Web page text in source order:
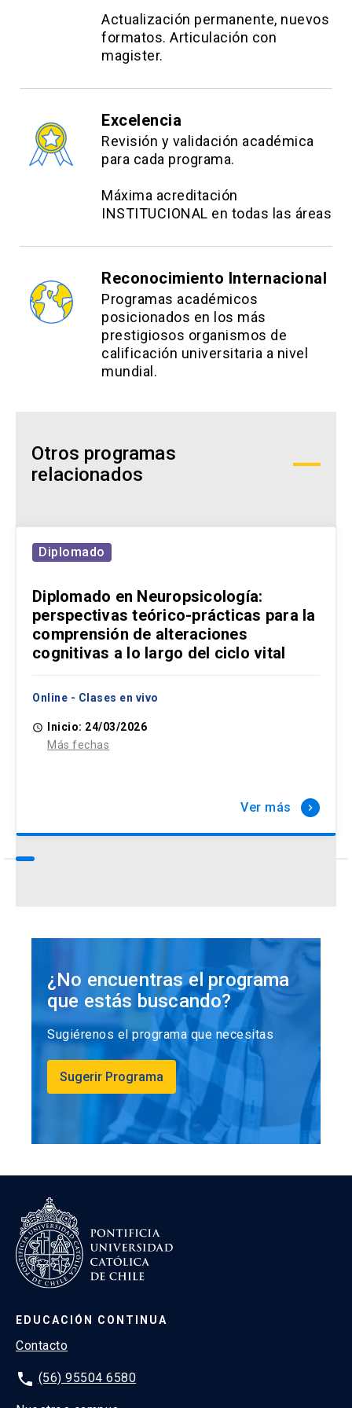
Actualización permanente, nuevos
formatos. Articulación con
magister.
Excelencia
Revisión y validación académica
para cada programa.
Máxima acreditación
INSTITUCIONAL en todas las áreas
Reconocimiento Internacional
Programas académicos
posicionados en los más
prestigiosos organismos de
calificación universitaria a nivel
mundial.
Otros programas
relacionados
Diplomado
Diplomado en Neuropsicología:
perspectivas teórico-prácticas para la
comprensión de alteraciones
cognitivas a lo largo del ciclo vital
Online - Clases en vivo
access_time
Inicio: 24/03/2026
Más fechas
Ver más keyboard_arrow_right
¿No encuentras el programa
que estás buscando?
Sugiérenos el programa que necesitas
Sugerir Programa
EDUCACIÓN CONTINUA
Contacto
phone (56) 95504 6580